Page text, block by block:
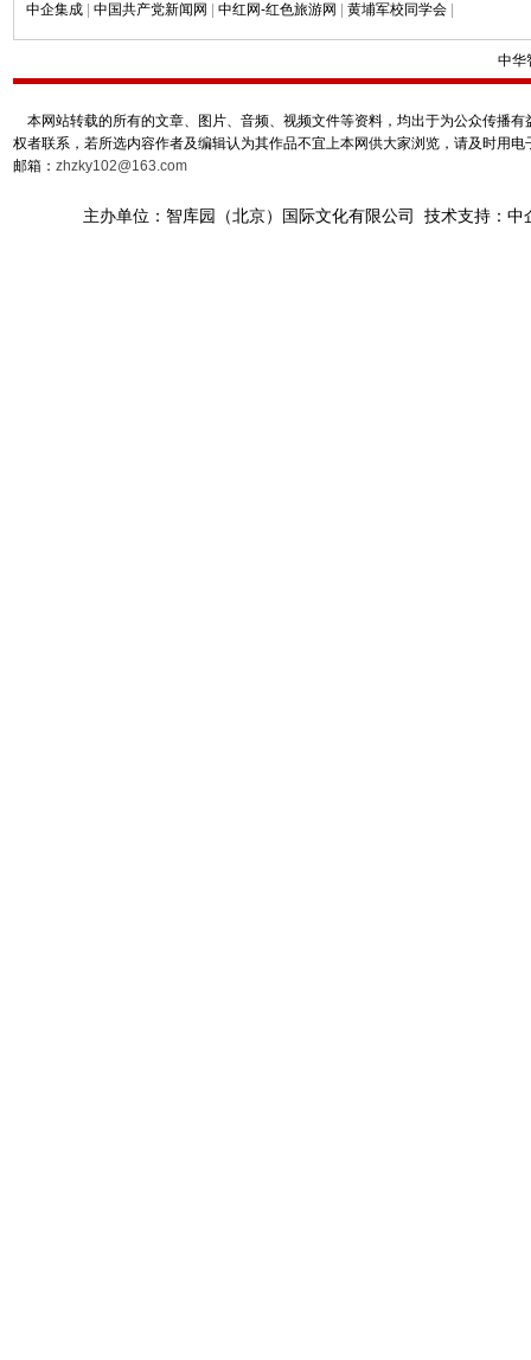
中企集成 中国共产党新闻网 中红网-红色旅游网 黄埔军校同学会
中华
本网站转载的所有的文章、图片、音频、视频文件等资料，均出于为公众传播
权者联系，若所选内容作者及编辑认为其作品不宜上本网供大家浏览，请及时用
邮箱： zhzky102@163.com
主办单位：智库园（北京）国际文化有限公司 技术支持：